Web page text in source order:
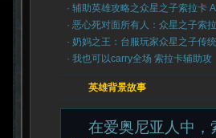
· 辅助英雄攻略之众星之子索拉卡
· 恶心死对面所有人：众星之子索拉
· 奶妈之王：台服玩家众星之子传统
· 我也可以carry全场 索拉卡辅助攻
英雄背景故事
在爱奥尼亚人中，